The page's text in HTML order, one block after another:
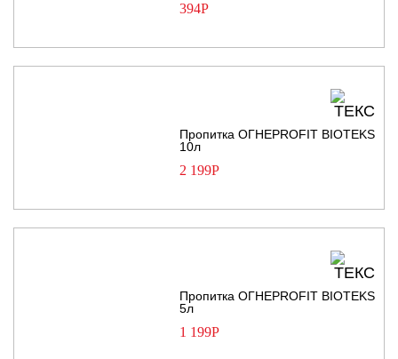
394Р
Пропитка ОГНЕPROFIT BIOTEKS
10л
2 199Р
Пропитка ОГНЕPROFIT BIOTEKS
5л
1 199Р